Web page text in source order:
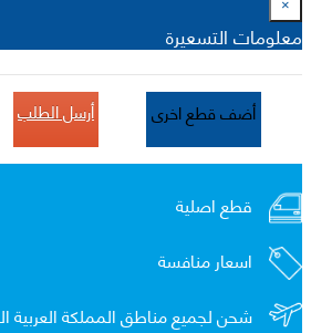
×
معلومات التسعيرة
أضف قطع اخرى أرسل الطلب
قطع اصلية
اسعار منافسة
شحن لجميع مناطق المملكة العربية